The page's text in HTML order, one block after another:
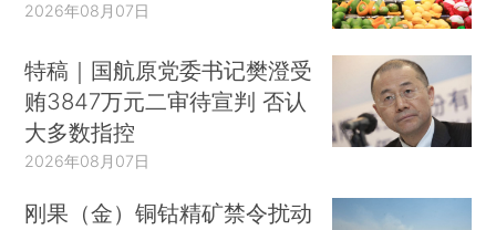
2026年08月07日
特稿｜国航原党委书记樊澄受
贿3847万元二审待宣判 否认
大多数指控
2026年08月07日
刚果（金）铜钴精矿禁令扰动